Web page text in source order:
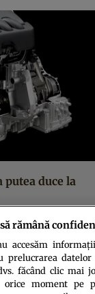
putea duce la
rămână
accesăm
datelor
făcând clic mai
moment pe